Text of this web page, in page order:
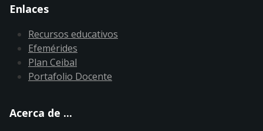
Enlaces
Recursos educativos
Efemérides
Plan Ceibal
Portafolio Docente
Acerca de ...